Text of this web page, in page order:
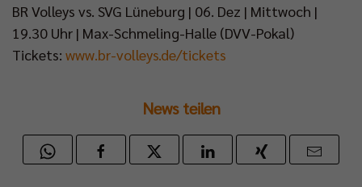
BR Volleys vs. SVG Lüneburg | 06. Dez | Mittwoch |
19.30 Uhr | Max-Schmeling-Halle (DVV-Pokal)
Tickets: www.br-volleys.de/tickets
News teilen